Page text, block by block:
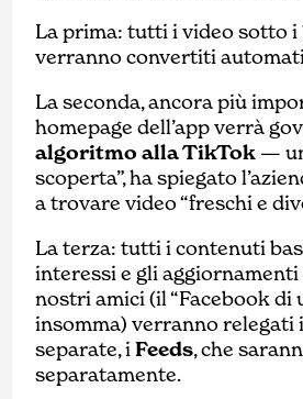
La prima: tutti i video sotto i
verranno convertiti
La seconda, ancora più
homepage dell’app verrà
algoritmo alla TikTok —
scoperta”, ha spiegato
a trovare video “freschi e
La terza: tutti i contenuti
interessi e gli
nostri amici (il “Facebook di
insomma) verranno relegati
separate, iFeeds, che
separatamente.